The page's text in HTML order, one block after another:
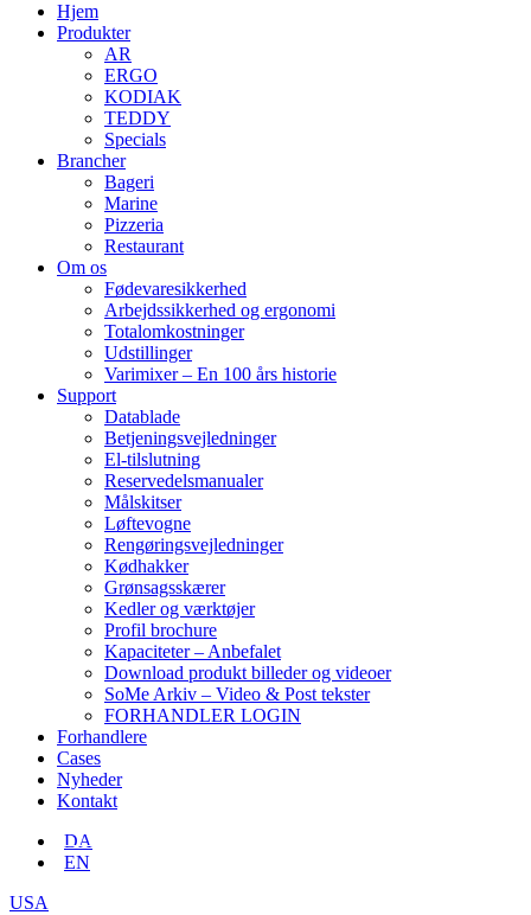
Hjem
Produkter
AR
ERGO
KODIAK
TEDDY
Specials
Brancher
Bageri
Marine
Pizzeria
Restaurant
Om os
Fødevaresikkerhed
Arbejdssikkerhed og ergonomi
Totalomkostninger
Udstillinger
Varimixer – En 100 års historie
Support
Datablade
Betjeningsvejledninger
El-tilslutning
Reservedelsmanualer
Målskitser
Løftevogne
Rengøringsvejledninger
Kødhakker
Grønsagsskærer
Kedler og værktøjer
Profil brochure
Kapaciteter – Anbefalet
Download produkt billeder og videoer
SoMe Arkiv – Video & Post tekster
FORHANDLER LOGIN
Forhandlere
Cases
Nyheder
Kontakt
DA
EN
USA